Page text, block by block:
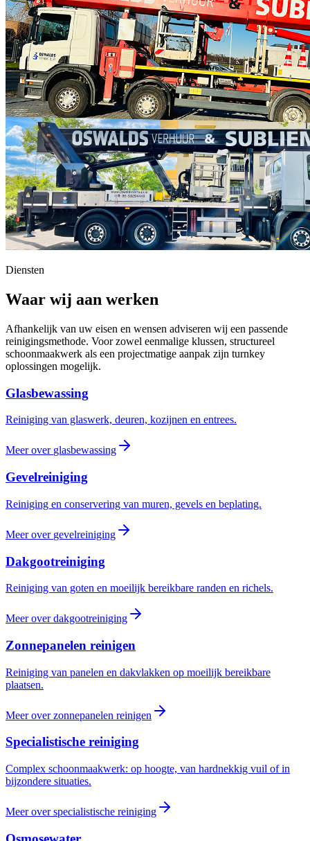
Diensten
Waar wij aan werken
Afhankelijk van uw eisen en wensen adviseren wij een passende
reinigingsmethode. Voor zowel eenmalige klussen, structureel
schoonmaakwerk als een projectmatige aanpak zijn turnkey
oplossingen mogelijk.
Glasbewassing
Reiniging van glaswerk, deuren, kozijnen en entrees.
Meer over glasbewassing
Gevelreiniging
Reiniging en conservering van muren, gevels en beplating.
Meer over gevelreiniging
Dakgootreiniging
Reiniging van goten en moeilijk bereikbare randen en richels.
Meer overdakgootreiniging
Zonnepanelen reinigen
Reiniging van panelen en dakvlakken op moeilijk bereikbare
plaatsen.
Meer overzonnepanelen reinigen
Specialistische reiniging
Complex schoonmaakwerk: op hoogte, van hardnekkig vuil of in
bijzondere situaties.
Meer overspecialistische reiniging